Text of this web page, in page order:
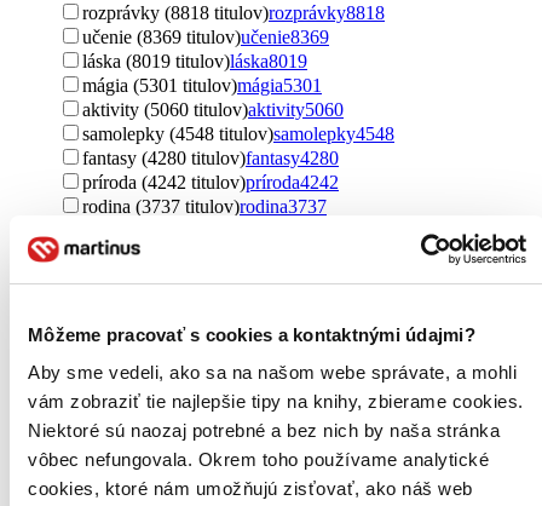
Môžeme pracovať s cookies a kontaktnými údajmi?
Aby sme vedeli, ako sa na našom webe správate, a mohli
vám zobraziť tie najlepšie tipy na knihy, zbierame cookies.
Niektoré sú naozaj potrebné a bez nich by naša stránka
vôbec nefungovala. Okrem toho používame analytické
cookies, ktoré nám umožňujú zisťovať, ako náš web
rozprávky (8818 titulov)rozprávky8818
učenie (8369 titulov)učenie8369
láska (8019 titulov)láska8019
mágia (5301 titulov)mágia5301
aktivity (5060 titulov)aktivity5060
samolepky (4548 titulov)samolepky4548
fantasy (4280 titulov)fantasy4280
príroda (4242 titulov)príroda4242
rodina (3737 titulov)rodina3737
tajomstvo (2789 titulov)
slovná zásoba (2642 titulov)slovná zásoba2642
predškoláci (2554 titulov) predškoláci2554
kreativita (2177 titulov)
2177
komiks (2048 titulov)komiks2048
maľovanie (1949 titulov)maľovanie1949
lgbtq+ (1835 titulov)lgbtq+1835
vzťahy (1830 titulov)
vzťahy
1830
humor (1822 titulov)humor1822
záhady (1786 titulov)záhady1786